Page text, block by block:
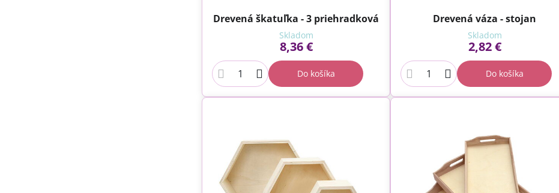
Drevená škatuľka - 3 priehradková
Skladom
8,36 €
Do košíka
Drevená váza - stojan
Skladom
2,82 €
Do košíka